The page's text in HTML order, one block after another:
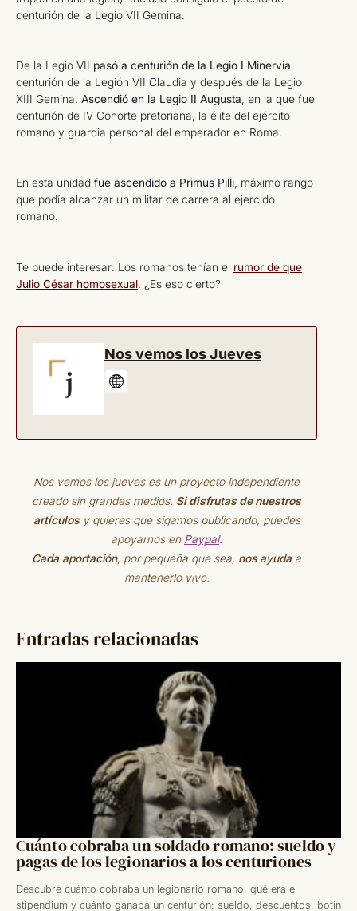
centurión de la Legio VII Gemina.
De la Legio VII pasó a centurión de la Legio I Minervia
centurión de la Legión VII Claudia y después de la Legio
XIII Gemina. Ascendió en la Legio II Augusta , en la que fue
centurión de IV Cohorte pretoriana, la élite del ejército
romano y guardia personal del emperador en Roma.
En esta unidad fue ascendido a Primus Pilli, máximo rango
que podía alcanzar un militar de carrera al ejercido
romano.
Te puede interesar: Los romanos tenían el rumor de que
Julio César homosexual. ¿Es eso cierto?
Nos vemos los Jueves
Nos vemos los jueves es un proyecto independiente
creado sin grandes medios. Si disfrutas de nuestros
artículosy quieres que sigamos publicando, puedes
apoyarnos en Paypal.
Cada aportación, por pequeña que sea, nos ayudaa
mantenerlo vivo.
Entradas relacionadas
Cuánto cobraba un soldado romano: sueldo y
pagas de los legionarios a los centuriones
Descubre cuánto cobraba un legionario romano, qué era el
stipendium y cuánto ganaba un centurión: sueldo, descuentos, botín